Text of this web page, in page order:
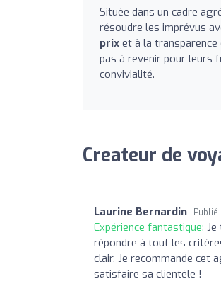
Située dans un cadre
résoudre les imprévus
prix et à la
pas à revenir pour leurs
convivialité.
Createur de
Laurine Bernardin Publié
Expérience fantastique: Je
répondre à tout les
clair. Je recommande cet
satisfaire sa clientèle !